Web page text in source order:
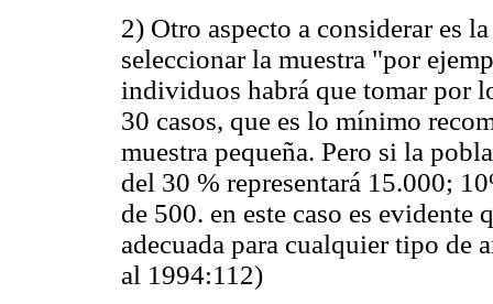
2) Otro aspecto a considerar es
seleccionar la muestra "por
individuos habrá que tomar por
30 casos, que es lo mínimo
muestra pequeña. Pero si la
del 30 % representará 15.000;
de 500. en este caso es evidente
adecuada para cualquier tipo de
al 1994:112)